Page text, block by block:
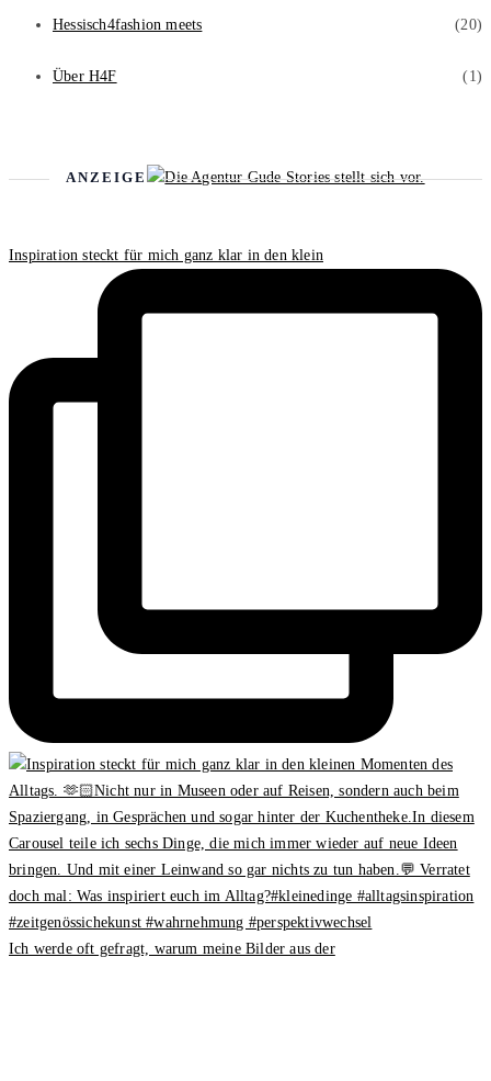
Hessisch4fashion meets (20)
Über H4F (1)
ANZEIGE
Inspiration steckt für mich ganz klar in den klein
Ich werde oft gefragt, warum meine Bilder aus der